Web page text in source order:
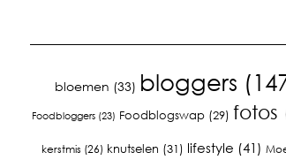
bloemen (33) bloggers
Foodbloggers(23) Foodblogswap(29) fotos
kerstmis (26) knutselen (31) lifestyle (41)